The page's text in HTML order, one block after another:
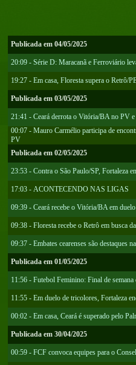
Publicada em 04/05/2025
20:09 - Série D: Maracanã e Ferroviário
19:27 - Em casa, Floresta supera o Retrô/
Publicada em 03/05/2025
21:41 - Ceará derrota o Vitória/BA no PV
00:07 - Mauro Carmélio participa de
PV
Publicada em 02/05/2025
23:53 - Contra o São Paulo/SP, Fortaleza
17:03 - ACONTECENDO NAS LIGAS
09:39 - Ceará recebe o Vitória/BA em
09:38 - Floresta recebe o Retrô em busca
09:37 - Embates cearenses são destaques
Publicada em 01/05/2025
11:56 - Futebol Feminino: Final de
11:55 - Em duelo de tricolores, Fortaleza
00:02 - Em casa, Ceará é superado pelo
Publicada em 30/04/2025
00:59 - FCF convoca equipes para o